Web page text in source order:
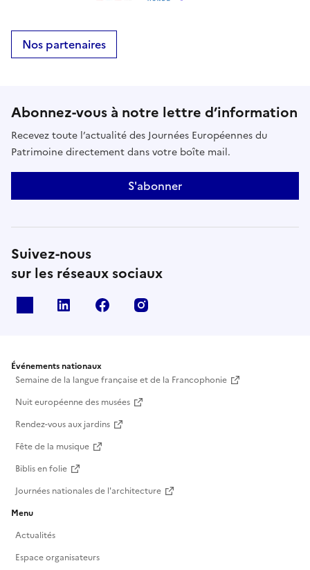
Nos partenaires
Abonnez-vous à notre lettre d’information
Recevez toute l’actualité des Journées Européennes du
Patrimoine directement dans votre boîte mail.
S'abonner
Suivez-nous
sur les réseaux sociaux
Linkedin Facebook
Événements nationaux
Semaine de la langue française et de la Francophonie
Nuit européenne des musées
Rendez-vous aux jardins
Fête de la musique
Biblis en folie
Journées nationales de l'architecture
Menu
Actualités
Espace organisateurs